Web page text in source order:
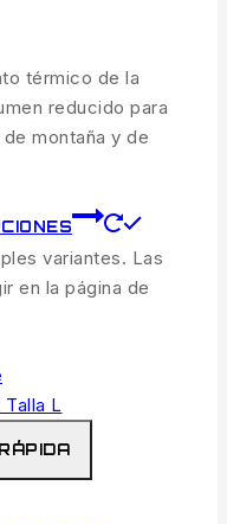
térmico de la
reducido para
montaña y de
variantes. Las
en la página de